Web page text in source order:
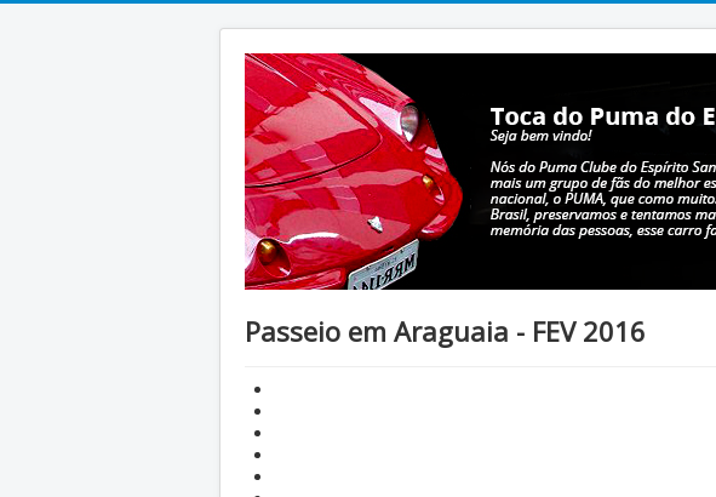
Passeio em Araguaia - FEV 2016